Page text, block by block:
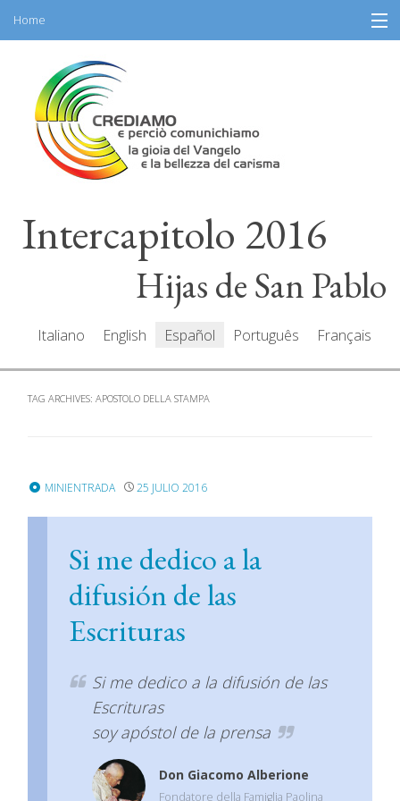
content
Home
Información
Programa
Participantes
Recursos
Intercapitolo 2016
Hijas de San Pablo
Italiano English Español Português Français
TAG ARCHIVES: APOSTOLO DELLA STAMPA
MINIENTRADA 25 JULIO 2016
Si me dedico a la
difusión de las
Escrituras
Si me dedico a la difusión de las
Escrituras
soy apóstol de la prensa
Don Giacomo Alberione
Fondatore della Famiglia Paolina